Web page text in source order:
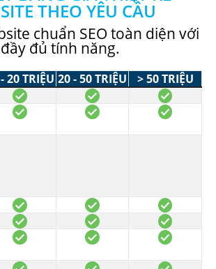
THEO YÊU CẦU
chuẩn SEO toàn diện với
đầy đủ tính năng.
20 TRIỆU 20 - 50 TRIỆU
> 50 TRIỆU